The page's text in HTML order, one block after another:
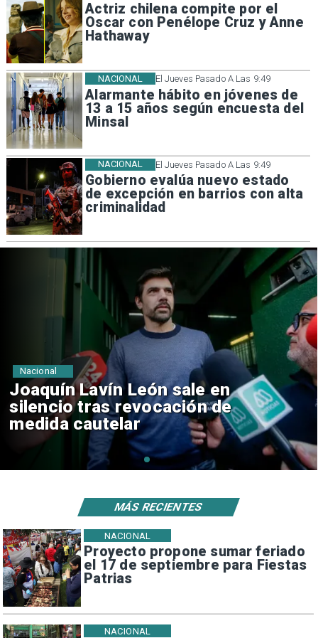
Actriz chilena compite por el
Oscar con Penélope Cruz y Anne
Hathaway
El Jueves Pasado A Las 9:49
Alarmante hábito en jóvenes de
13 a 15 años según encuesta del
Minsal
NACIONAL
El Jueves Pasado A Las 9:49
Gobierno evalúa nuevo estado
de excepción en barrios con alta
criminalidad
NACIONAL
Chile y Venezuela formalizan
reinicio de relaciones
consulares
Nacional
Proyecto propone sumar feriado
el 17 de septiembre para Fiestas
Patrias
NACIONAL
NACIONAL
MÁS RECIENTES